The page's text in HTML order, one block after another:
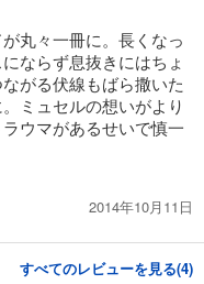
丸々一冊に。長くなっ
ならず息抜きにはちょ
がる伏線もばら撒いた
ミュセルの想いがより
ウマがあるせいで慎一
2014年10月11日
すべてのレビューを見る(4)